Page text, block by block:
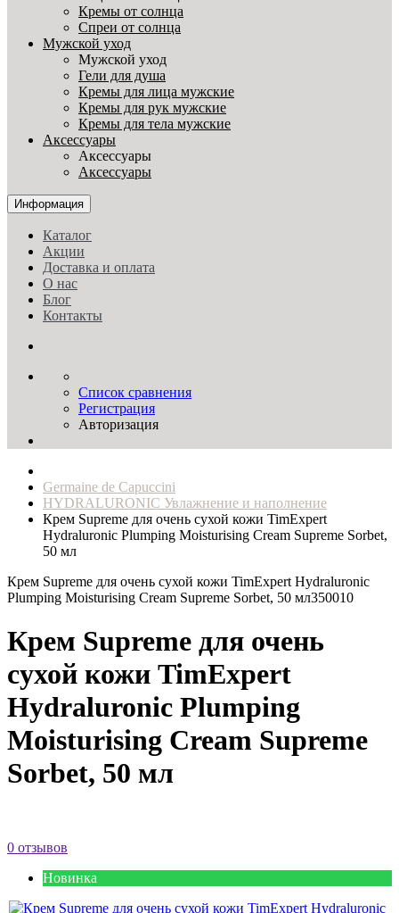
Кремы от солнца
Спреи от солнца
Мужской уход
Мужской уход
Гели для душа
Кремы для лица мужские
Кремы для рук мужские
Кремы для тела мужские
Аксессуары
Аксессуары
Аксессуары
Информация
Каталог
Акции
Доставка и оплата
О нас
Блог
Контакты
Список сравнения
Регистрация
Авторизация
Germaine de Capuccini
HYDRALURONIC Увлажнение и наполнение
Крем Supreme для очень сухой кожи TimExpert
Hydraluronic Plumping Moisturising Cream Supreme Sorbet,
50 мл
Крем Supreme для очень сухой кожи TimExpert Hydraluronic
Plumping Moisturising Cream Supreme Sorbet, 50 мл350010
Крем Supreme для очень
сухой кожи TimExpert
Hydraluronic Plumping
Moisturising Cream Supreme
Sorbet, 50 мл
0 отзывов
Новинка